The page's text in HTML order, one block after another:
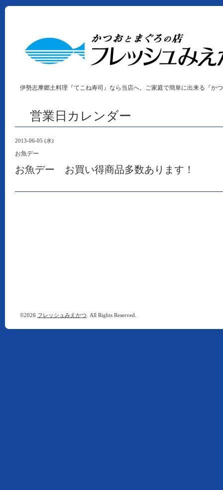
伊勢志摩郷土料理『てこね寿司』なら当店へ。ご家庭で簡単に出来る『か
営業日カレンダー
2013-06-05 (水)
お魚デー
お魚デー お買い得商品多数あります！
©2026 フレッシュみえかつ . All Rights Reserved.